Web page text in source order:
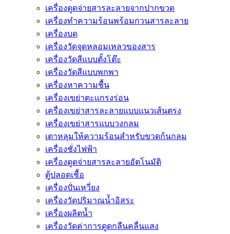
เครื่องดูดจ่ายสารละลายจากปากขวด
เครื่องทำความร้อนพร้อมกวนสารละลาย
เครื่องบด
เครื่องวัดจุดหลอมเหลวของสาร
เครื่องวัดสีแบบตั้งโต๊ะ
เครื่องวัดสีแบบพกพา
เครื่องหาความชื้น
เครื่องเขย่าตะแกรงร่อน
เครื่องเขย่าสารละลายแบบแนวเส้นตรง
เครื่องเขย่าสารแบบวงกลม
เตาหลุมให้ความร้อนสำหรับขวดก้นกลม
เครื่องชั่งไฟฟ้า
เครื่องดูดจ่ายสารละลายอัตโนมัติ
ตู้ปลอดเชื้อ
เครื่องปั่นเหวี่ยง
เครื่องวัดปริมาณน้ำอิสระ
เครื่องผลิตน้ำ
เครื่องวัดค่าการดูดกลืนคลื่นแสง